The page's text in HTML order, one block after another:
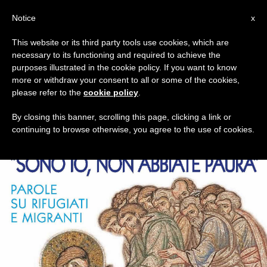
TAG
Posts Tagged ‘Sono Io’
ULTIME NOTIZIE
x
Notice
This website or its third party tools use cookies, which are
necessary to its functioning and required to achieve the
purposes illustrated in the cookie policy. If you want to know
more or withdraw your consent to all or some of the cookies,
please refer to the cookie policy
By closing this banner, scrolling this page, clicking a link or
continuing to browse otherwise, you agree to the use of cookies.